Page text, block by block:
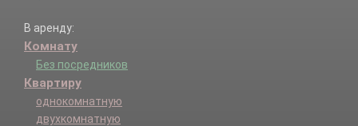
В аренду:
Комнату
Без посредников
Квартиру
однокомнатную
двухкомнатную